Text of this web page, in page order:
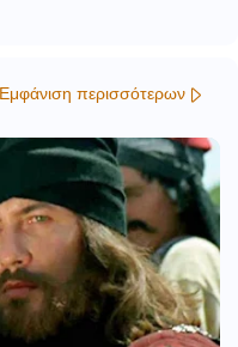
Εμφάνιση περισσότερων